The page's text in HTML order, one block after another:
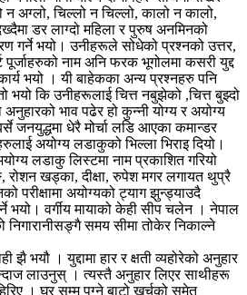
न अग्लो, चिल्लो न चिल्लो, कालो न कालो,
डर लाग्दो महिला र पुरुष अनमिनको
गर्ने भयो। उनीहरूले सोधेको प्रश्नको उत्तर,
पूर्जाहरुको नाम अनि फरक भूगोलमा कसरी युद्द
भयो । यी बाहेकका अन्य प्रश्नहरु पनि
भयो कि उनीहरूलाई चित्त नबुझेको ,चित्त बुझ्दो
अनुहारको भाव पढेर हो कुन्नी योग्य र अयोग्य
जनयुद्धमा धेरै मोर्चा लडि आएका कमान्डर
अयोग्य लडाकुको भिल्ला भिराइ दियो।
लडाकु लिस्टमा नाम प्रकाशित गरियो
रोशन खड्का, दीक्षा, रुपेश मगर लगायत थुप्रै
परीक्षामा अयोग्यको ट्याग झुन्ड्याउदै
भयो। वर्गीय मायाको केही सीप चलेन । नेपाल
निगारानीसङ्गै समय सीमा तोकेर निकाल्ने
झै भयौ । युद्दामा हार र क्षती व्यहोरेको अनुहार
लाउनुस् । त्यस्तै अनुहार लिएर साथीहरू
। घर सम्म पुग्ने बाटो खर्चको समेत